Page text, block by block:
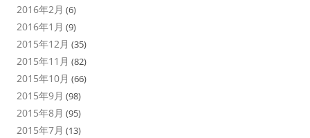
2016年2月 (6)
2016年1月 (9)
2015年12月 (35)
2015年11月 (82)
2015年10月 (66)
2015年9月 (98)
2015年8月 (95)
2015年7月 (13)